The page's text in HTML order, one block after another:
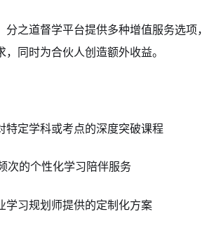
分之道督学平台提供多种增值服务选项，
同时为合伙人创造额外收益。
特定学科或考点的深度突破课程
次的个性化学习陪伴服务
学习规划师提供的定制化方案